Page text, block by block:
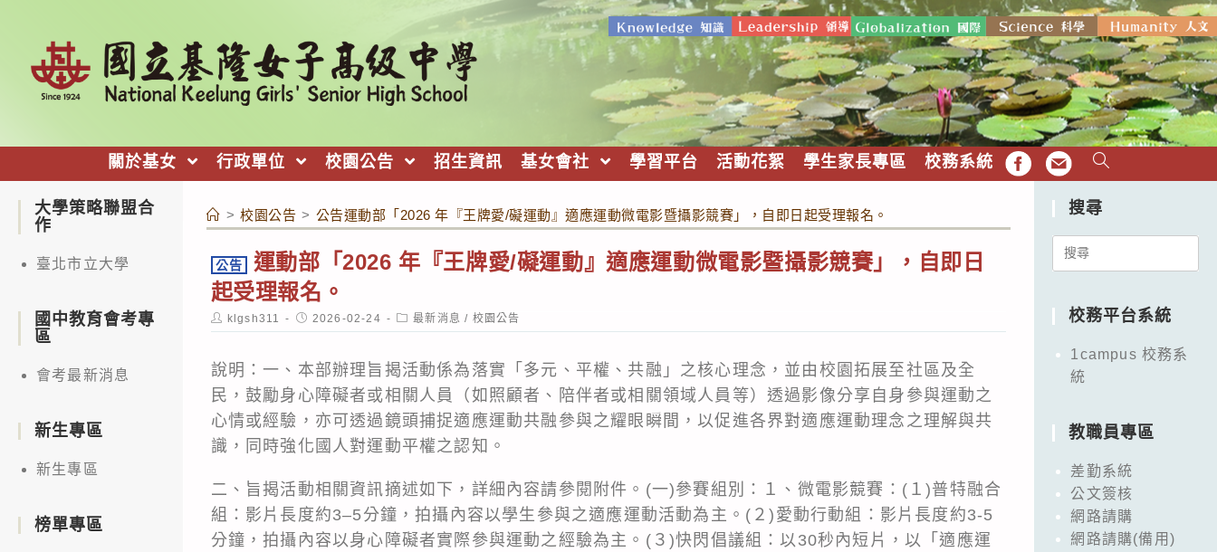
關於基女 行政單位 校園公告 招生資訊 基女會社 學習平台 活動花絮 學生家長專區 校務系統 FB EMAIL
> 校園公告 > 公告運動部「2026 年『王牌愛/礙運動』適應運動微電影暨攝影競賽」，自即日起受理報名。
公告
運動部「2026 年『王牌愛/礙運動』適應運動微電影暨攝影競賽」，自即日
起受理報名。
Post
author:
klgsh311
Post
published:
2026-02-24
Post
category:
最新消息 / 校園公告
說明：一、本部辦理旨揭活動係為落實「多元、平權、共融」之核心理念，並由校園拓展至社區及全
民，鼓勵身心障礙者或相關人員（如照顧者、陪伴者或相關領域人員等）透過影像分享自身參與運動之
心情或經驗，亦可透過鏡頭捕捉適應運動共融參與之耀眼瞬間，以促進各界對適應運動理念之理解與共
識，同時強化國人對運動平權之認知。
二、旨揭活動相關資訊摘述如下，詳細內容請參閱附件。(一)參賽組別：１、微電影競賽：(１)普特融合
組：影片長度約3–5分鐘，拍攝內容以學生參與之適應運動活動為主。(２)愛動行動組：影片長度約3-5
分鐘，拍攝內容以身心障礙者實際參與運動之經驗為主。(３)快閃倡議組：以30秒內短片，以「適應運
大學策略聯盟合
作
臺北市立大學
國中教育會考專
區
會考最新消息
新生專區
新生專區
榜單專區
搜尋
Search
校務平台系統
1campus 校務系
統
教職員專區
差勤系統
公文簽核
網路請購
網路請購(備用)